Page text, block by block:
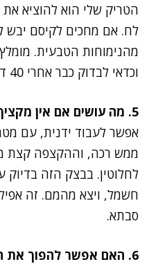
הטריק שלי הוא להוציא
לח. אם מחכים לקיסם יבש
מהנימוחות הטבעית.
וכדאי לבדוק כבר אחרי 40 דקות – לכל תנור אישיות משלו.
5. מה עושים אם אין מקציף חשמלי?
אפשר לעבוד ידנית, עם
ממש רכה, וההקצפה קצת
לחלוטין. בבצק הזה בדיוק
חשמל, ויצא מהמם. זה
סבתא.
6. האם אפשר להפוך את העוגה לפרווה?